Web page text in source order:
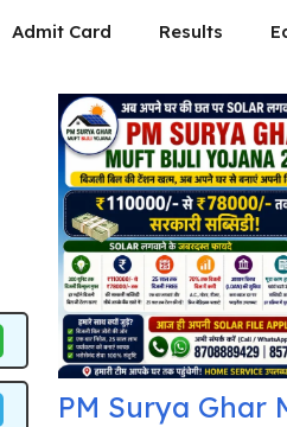
Admit Card Results
PM Surya Ghar